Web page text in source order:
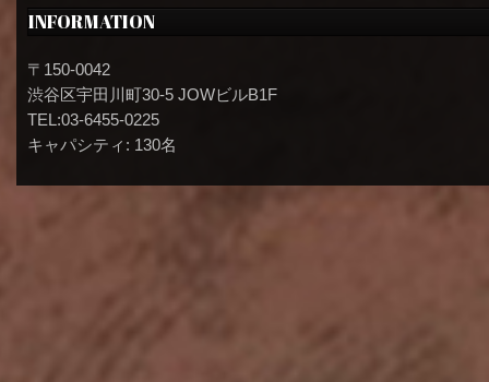
INFORMATION
〒150-0042
渋谷区宇田川町30-5 JOWビルB1F
TEL:03-6455-0225
キャパシティ: 130名